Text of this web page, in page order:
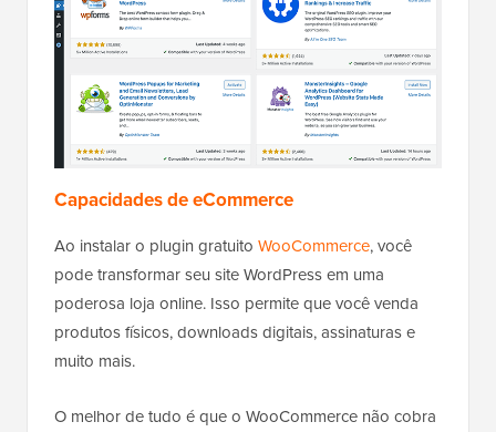
Capacidades de eCommerce
Ao instalar o plugin gratuito WooCommerce, você
pode transformar seu site WordPress em uma
poderosa loja online. Isso permite que você venda
produtos físicos, downloads digitais, assinaturas e
muito mais.
O melhor de tudo é que o WooCommerce não cobra